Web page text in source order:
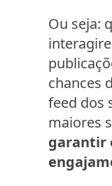
Ou seja:
chances
feed dos
maiores
garantir